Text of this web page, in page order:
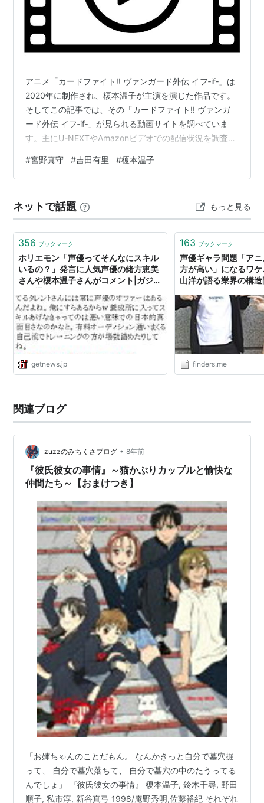
ヒカルの碁（奈瀬明日美）
ソウルテイカー（秋葉）
アソボット戦記 五九（紫苑）
流星戦隊ムスメット（早乙女マルシア/オトメマゼン
ダ）
それゆけ！外道乙女隊（北華音子）
ガンパレード・オーケストラ（辻野友美）
ふたりはプリキュア Splash Star（美翔舞/キュアイ
ーグレット/キュアウィンディ）
CLANNAD/CLANNAD AFTER STORY（宮沢有紀
寧）
GUNSLINGER GIRL -IL TEATRINO-（トリエラ）
MAJOR （陣内アリス）
ヴァイス・サヴァイヴR（しずる）
極上!!めちゃモテ委員長（姫乃華恋）
カードファイト!! ヴァンガード シリーズ（先導エ
ミ）
ファンタシースターオンライン2 ジ アニメーション
（ラッピー、サヤカ）
鋼鉄天使くるみ零（くるみ）
サイボーグ009VSデビルマン（サッちゃん）
ゲーム
スターオーシャン Till the End of Time（ソフィア・
エスティード）
メモリーズオフ〜それから〜（花祭果凛）
サモンナイトエクステーゼ 夜明けの翼（エイナ）
ファイアーエムブレム 蒼炎の軌跡（ミスト）
アヴァロンコード（ミエリ）
ルクス・ペイン （神代ヤヨイ）
不思議のクロニクル 振リ返リマセン勝ツマデハ（ナ
ミィ）
リスト::声優/あ行
アニメ「カードファイト!! ヴァンガード外伝 イフ‐if‐」は
2020年に制作され、榎本温子が主演を演じた作品です。
そしてこの記事では、その「カードファイト!! ヴァンガ
ード外伝 イフ‐if‐」が見られる動画サイトを調べていま
す。主にU-NEXTやAmazonビデオでの配信状況を調査し
の？』 『わざわざ登録するのはちょっと･･･』という方向
けに、無料動画サイトのリンクも載せています。動画が
思いますが、気にしない人は無料動画サイトでも動画を
探してみてください。1.「カードファイト!! ヴ…
#宮野真守 #吉田有里 #榎本温子
ネットで話題 もっと見る
356 ブックマーク
ホリエモン「声優ってそんなにスキル
いるの？」発言に人気声優の緒方恵美
さんや榎本温子さんがコメント|ガジェ
getnews.jp
163 ブックマーク
声優ギャラ問題「ア
方が高い」になるワ
山洋が語る業界の構
finders.me
関連ブログ
zuzzのみちくさブログ • 8年前
『彼氏彼女の事情』～猫かぶりカップルと愉快な
仲間たち～【おまけつき】
「お姉ちゃんのことだもん。 なんかきっと自分で墓穴掘
って、 自分で墓穴落ちて、 自分で墓穴の中のたうってる
んでしょ」 『彼氏彼女の事情』 榎本温子, 鈴木千尋, 野田
順子, 私市淳, 新谷真弓 1998/庵野秀明,佐藤裕紀 それぞれ